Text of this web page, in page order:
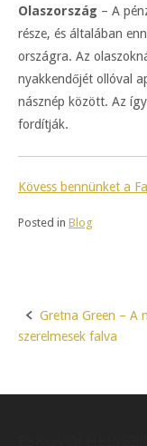
Olaszország – A
része, és általában
országra. Az
nyakkendőjét ollóval
násznép között. Az
fordítják.
Kövess bennünket a
Posted in Blog
Post
Gretna Green – A
szerelmesek falva